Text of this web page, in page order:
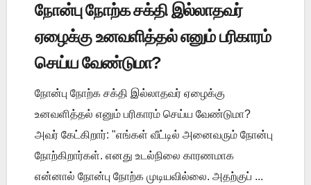
நோன்பு நோற்க சக்தி இல்லாதவர்
ஏழைக்கு உனவளித்தல் எனும் பரிகாரம்
செய்ய வேண்டுமா?
நோன்பு நோற்க சக்தி இல்லாதவர் ஏழைக்கு
உனவளித்தல் எனும் பரிகாரம் செய்ய வேண்டுமா?
அவர் கேட்கிறார்: "எங்கள் வீட்டில் அனைவரும் நோன்பு
நோற்கிறார்கள். எனது உடல்நிலை காரணமாக
என்னால் நோன்பு நோற்க முடியவில்லை. அதற்குப் ...